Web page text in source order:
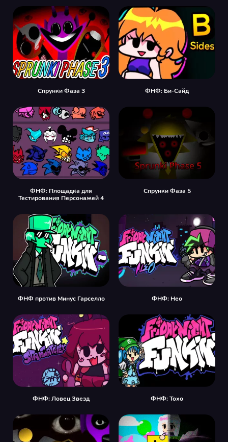
Спрунки Фаза 3 ФНФ: Би-Сайд
ФНФ: Площадка для
Тестирования Персонажей 4
Спрунки Фаза 5
ФНФ против Минус Гарселло ФНФ: Нео
ФНФ: Ловец Звезд ФНФ: Тохо